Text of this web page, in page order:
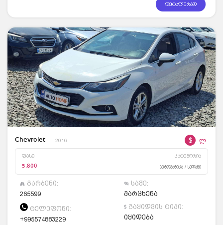
დეტალურად
Chevrolet 2016 $ ლ
ფასი კატეგორია
5,800 ავტომატიკა / სედანი
გარბენი:
265599
საჭე:
მარცხენა
ტელეფონი:
+995574883229
გაყიდვის ტიპი:
იყიდება